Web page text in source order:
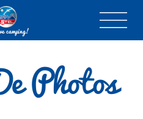
camping!
Photos